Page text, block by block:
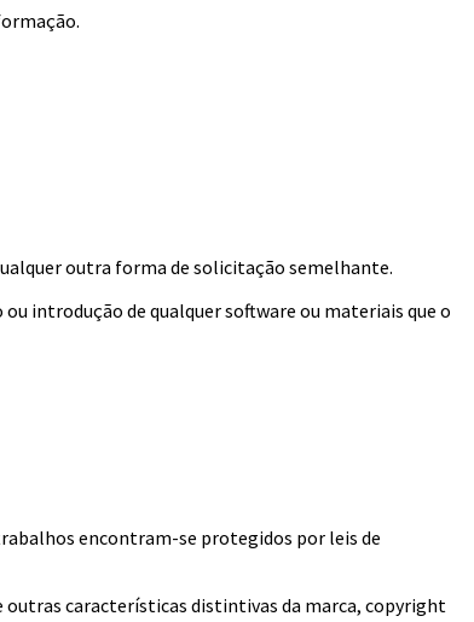
outra forma de solicitação semelhante.
introdução de qualquer software ou materiais que o
encontram-se protegidos por leis de
outras características distintivas da marca, copyright